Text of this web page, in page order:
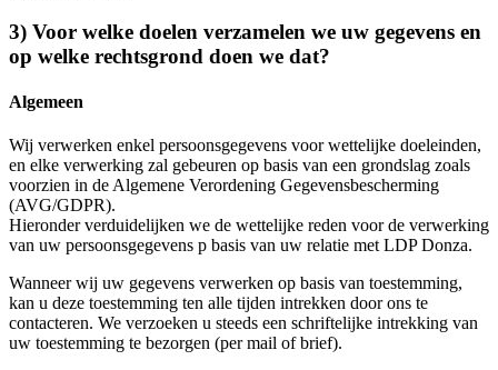
3) Voor welke doelen verzamelen we uw gegevens en
op welke rechtsgrond doen we dat?
Algemeen
Wij verwerken enkel persoonsgegevens voor wettelijke doeleinden,
en elke verwerking zal gebeuren op basis van een grondslag zoals
voorzien in de Algemene Verordening Gegevensbescherming
(AVG/GDPR).
Hieronder verduidelijken we de wettelijke reden voor de verwerking
van uw persoonsgegevens p basis van uw relatie met LDP Donza.
Wanneer wij uw gegevens verwerken op basis van toestemming,
kan u deze toestemming ten alle tijden intrekken door ons te
contacteren. We verzoeken u steeds een schriftelijke intrekking van
uw toestemming te bezorgen (per mail of brief).